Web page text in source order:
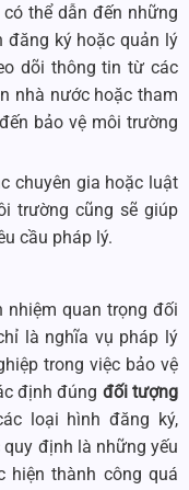
thể dẫn đến những
đăng ký hoặc quản lý
dõi thông tin từ các
nhà nước hoặc tham
bảo vệ môi trường
chuyên gia hoặc luật
trường cũng sẽ giúp
cầu pháp lý.
nhiệm quan trọng đối
là nghĩa vụ pháp lý
trong việc bảo vệ
định đúng đối tượng
loại hình đăng ký,
định là những yếu
hiện thành công quá